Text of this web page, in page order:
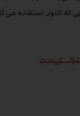
که اکنون استفاده می